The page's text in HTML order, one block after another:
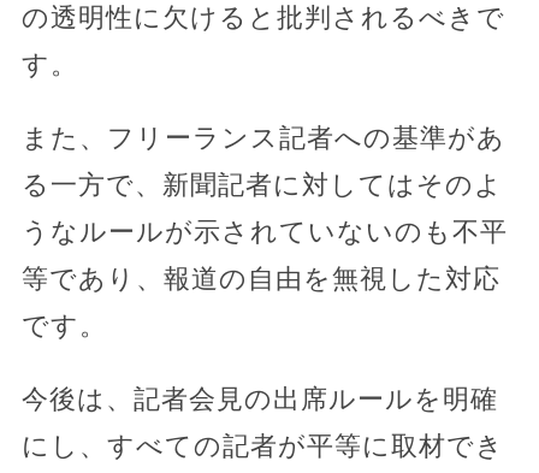
の透明性に欠けると批判されるべきで
す。
また、フリーランス記者への基準があ
る一方で、新聞記者に対してはそのよ
うなルールが示されていないのも不平
等であり、報道の自由を無視した対応
です。
今後は、記者会見の出席ルールを明確
にし、すべての記者が平等に取材でき